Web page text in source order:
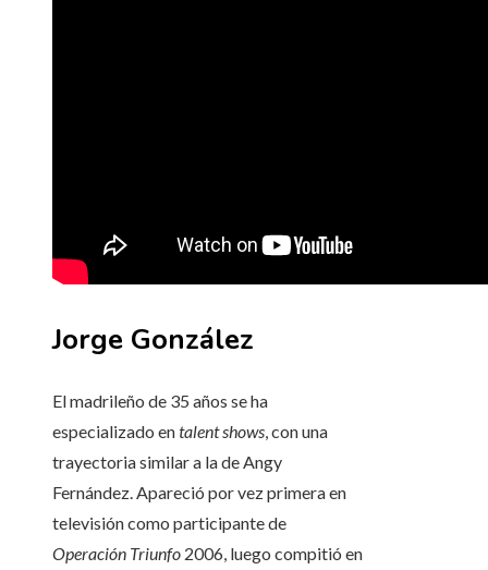
Jorge González
El madrileño de 35 años se ha
especializado entalent shows, con una
trayectoriasimilar a la de Angy
Fernández. Apareció por vez primera en
televisión como participante de
Operación Triunfo 2006, luego compitió en